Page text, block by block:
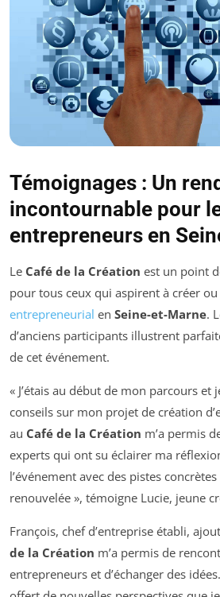
Témoignages : Un
incontournable pour
entrepreneurs en
Le Café de la Création est un point
pour tous ceux qui aspirent à créer
entrepreneurial en Seine-et-Marne.
d’anciens participants illustrent
de cet événement.
« J’étais au début de mon parcours et
conseils sur mon projet de création
au Café de la Création m’a permis
experts qui ont su éclairer ma
l’événement avec des pistes
renouvelée », témoigne Lucie, jeune
François, chef d’entreprise établi,
de la Création m’a permis de
entrepreneurs et d’échanger des